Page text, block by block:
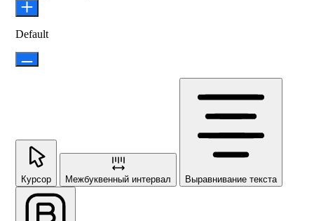
Default
Курсор Межбуквенный интервал Выравнивание текста